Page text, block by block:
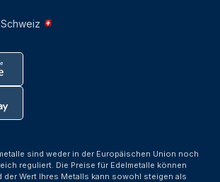
sind weder in der Europäischen Union noch
reguliert. Die Preise für Edelmetalle können
der Wert Ihres Metalls kann sowohl steigen als